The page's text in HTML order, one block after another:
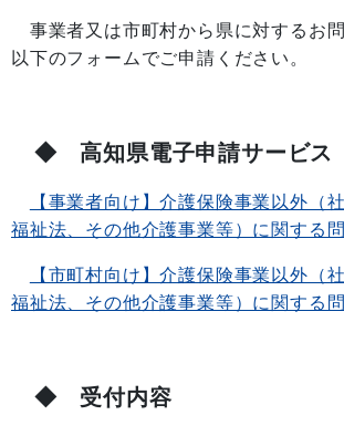
事業者又は市町村から県に対するお
以下のフォームでご申請ください。
◆ 高知県電子申請サービス
【事業者向け】介護保険事業以外（
福祉法、その他介護事業等）に関する
【市町村向け】介護保険事業以外（
福祉法、その他介護事業等）に関する
◆ 受付内容